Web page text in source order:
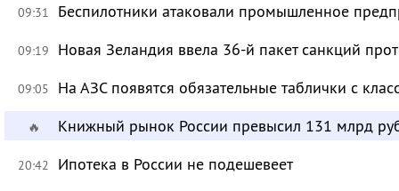
09:31 Беспилотники атаковали промышленное
09:19 Новая Зеландия ввела 36-й пакет санкций
09:05 На АЗС появятся обязательные таблички с
🔥 Книжный рынок России превысил 131 млрд
20:42 Ипотека в России не подешевеет